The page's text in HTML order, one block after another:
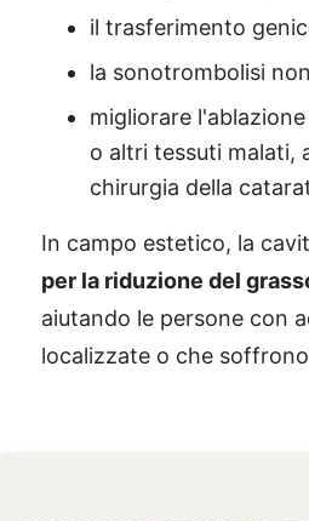
il trasferimento
la sonotrombolisi
migliorare
o altri tessuti malati,
chirurgia della
In campo estetico, la
per la riduzione del
aiutando le persone con
localizzate o che